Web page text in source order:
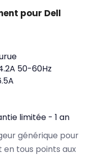
pour Dell
50-60Hz
limitée - 1 an
générique pour
en tous points aux